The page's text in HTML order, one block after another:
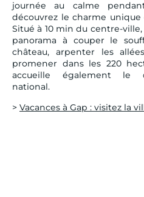
journée au calme
découvrez le charme
Situé à 10 min du centre-
panorama à couper le
château, arpenter les
promener dans les 220
accueille également le
national.
> Vacances à Gap : visitez la